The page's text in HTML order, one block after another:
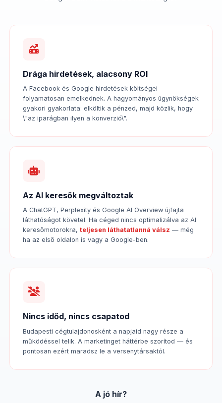
Drága hirdetések, alacsony ROI
A Facebook és Google hirdetések költségei
folyamatosan emelkednek. A hagyományos ügynökségek
gyakori gyakorlata: elköltik a pénzed, majd közlik, hogy
\"az iparágban ilyen a konverzió\".
Az AI keresők megváltoztak
A ChatGPT, Perplexity és Google AI Overview újfajta
láthatóságot követel. Ha céged nincs optimalizálva az AI
keresőmotorokra, teljesen láthatatlanná válsz — még
ha az első oldalon is vagy a Google-ben.
Nincs időd, nincs csapatod
Budapesti cégtulajdonosként a napjaid nagy része a
működéssel telik. A marketinget háttérbe szorítod — és
pontosan ezért maradsz le a versenytársaktól.
A jó hír?